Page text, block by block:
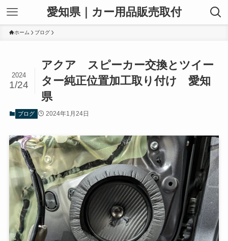
愛知県｜カー用品販売取付
ホーム ブログ
アクア スピーカー交換とツイー
ター純正位置加工取り付け 愛知
県
2024
1/24
ブログ 2024年1月24日